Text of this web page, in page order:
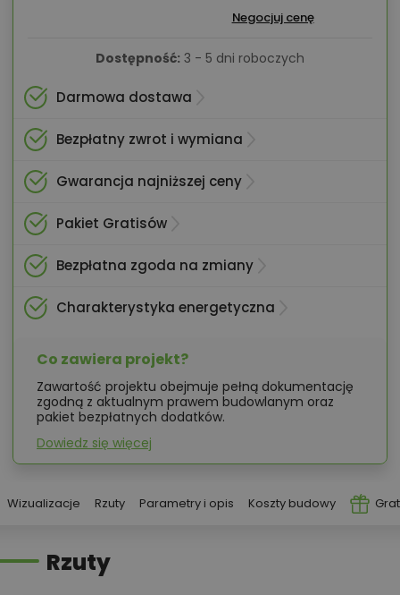
Negocjuj cenę
Dostępność: 3 - 5 dni roboczych
Darmowa dostawa
Bezpłatny zwrot i wymiana
Gwarancja najniższej ceny
Pakiet Gratisów
Bezpłatna zgoda na zmiany
Charakterystyka energetyczna
Co zawiera projekt?
Zawartość projektu obejmuje pełną dokumentację
zgodną z aktualnym prawem budowlanym oraz
pakiet bezpłatnych dodatków.
Dowiedz się więcej
Wizualizacje Rzuty Parametry i opis Koszty budowy
Rzuty